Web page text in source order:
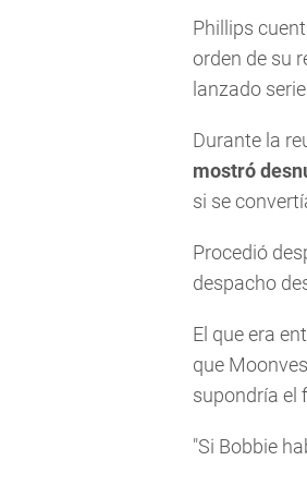
Phillips
orden de su
lanzado
Durante la
mostró
si se
Procedió
despacho
El que era
que
supondría el
"Si Bobbie